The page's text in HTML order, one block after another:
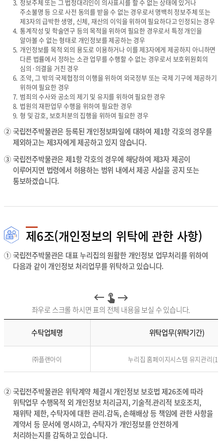
3. 정보주체 또는 그 법정대리인이 의사표시를 할 수 없는 상태에 있거나
주소불명 등 으로 사전 동의를 받을 수 없는 경우로서 명백히 정보주체 또는
제3자의 급박한 생명, 신체, 재산의 이익을 위하여 필요하다고 인정되는 경우
4. 통계작성 및 학술연구 등의 목적을 위하여 필요한 경우로서 특정 개인을
알아볼 수 없는 형태로 개인정보를 제공하는 경우
5. 개인정보를 목적 외의 용도로 이용하거나 이를 제3자에게 제공하지 아니하면
다른 법률에서 정하는 소관 업무를 수행할 수 없는 경우로서 보호위원회의
심의·의결을 거친 경우
6. 조약, 그 밖의 국제협정의 이행을 위하여 외국정부 또는 국제 기구에 제공하기
위하여 필요한 경우
7. 범죄의 수사와 공소의 제기 및 유지를 위하여 필요한 경우
8. 법원의 재판업무 수행을 위하여 필요한 경우
9. 형 및 감호, 보호처분의 집행을 위하여 필요한 경우
②국립전주박물관은 등록된 개인정보파일에 대하여 제1항 각호의 경우를
제외하고는 제3자에게 제공하고 있지 않습니다.
③국립전주박물관은 제1항 각호의 경우에 해당하여 제3자 제공이
이루어지면 법령에서 허용하는 범위 내에서 제공 사실을 공지 또는
통보하겠습니다.
제6조(개인정보의 위탁에 관한 사항)
①국립전주박물관은 대표 누리집의 원활한 개인정보 업무처리를 위하여
다음과 같이 개인정보 처리업무를 위탁하고 있습니다.
좌우로 스크롤 하시면 표의 전체 내용을 보실 수 있습니다.
명
수탁업체명 위탁업무(위탁기간)
㈜플랜아이 누리집 홈페이지시스템 유지관리(1
②국립전주박물관은 위탁계약 체결시 개인정보 보호법 제26조에 따라
위탁업무 수행목적 외 개인정보 처리금지, 기술적.관리적 보호조치,
재위탁 제한, 수탁자에 대한 관리.감독, 손해배상 등 책임에 관한 사항을
계약서 등 문서에 명시하고, 수탁자가 개인정보를 안전하게
처리하는지를 감독하고 있습니다.